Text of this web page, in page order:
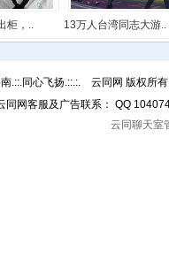
柜，.. 13万人台湾同志大游..
南.::.同心飞扬.::.:. 云同网 版权所
同网客服及广告联系： QQ
云同聊天室